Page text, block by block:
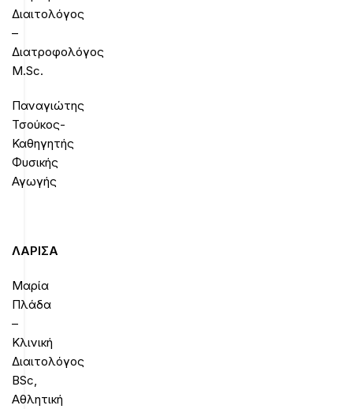
Διαιτολόγος
–
Διατροφολόγος
Μ.Sc.
Παναγιώτης
Τσούκος-
Καθηγητής
Φυσικής
Αγωγής
ΛΑΡΙΣΑ
Μαρία
Πλάδα
–
Κλινική
Διαιτολόγος
BSc,
Αθλητική